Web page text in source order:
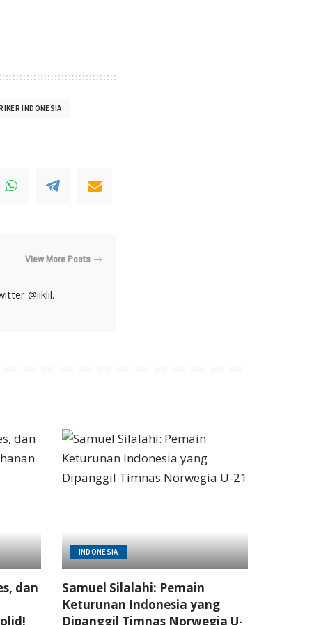
INDONESIA
View More Posts
@iiklil.
dan
INDONESIA
Samuel Silalahi: Pemain
Keturunan Indonesia yang
Dipanggil Timnas Norwegia U-